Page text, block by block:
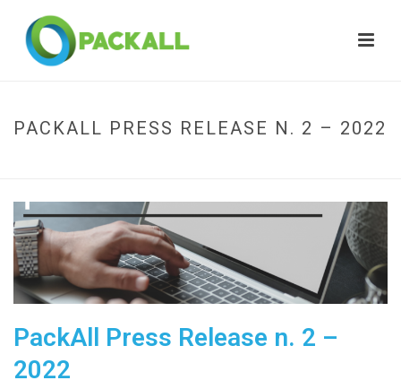
PACKALL PRESS RELEASE N. 2 – 2022
PackAll Press Release n. 2 –
2022